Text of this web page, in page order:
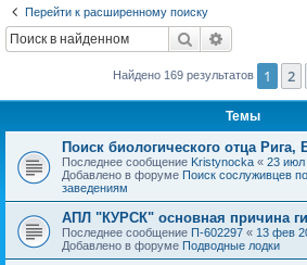
Перейти к расширенному поиску
Поиск
Найдено 169 результатов 1 2
Темы
Поиск биологического отца Рига,
Последнее сообщение Kristynocka « 23 июл
Добавлено в форуме Поиск сослуживцев
заведениям
АПЛ "КУРСК" основная причина
Последнее сообщение П-602297 « 13 фев
Добавлено в форуме Подводные лодки